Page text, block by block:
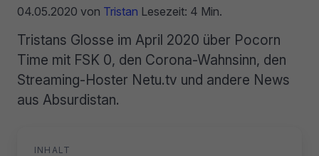
04.05.2020 von Tristan Lesezeit: 4 Min.
Tristans Glosse im April 2020 über Pocorn
Time mit FSK 0, den Corona-Wahnsinn, den
Streaming-Hoster Netu.tv und andere News
aus Absurdistan.
INHALT